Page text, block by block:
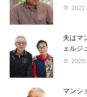
夫はマ
ェルジ
マンシ